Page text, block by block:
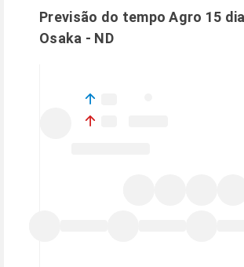
Previsão do tempo Agro 15
Osaka - ND